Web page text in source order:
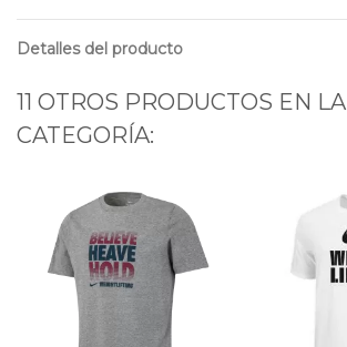
Detalles del producto
11 OTROS PRODUCTOS EN
CATEGORÍA: